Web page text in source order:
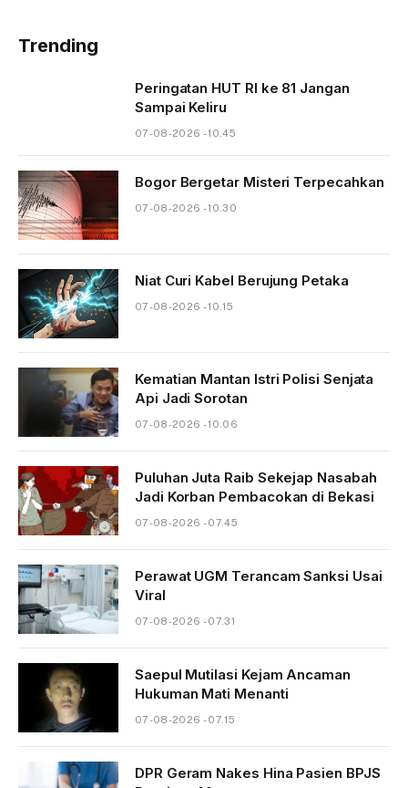
Trending
Peringatan HUT RI ke 81 Jangan
Sampai Keliru
07-08-2026 - 10.45
Bogor Bergetar Misteri Terpecahkan
07-08-2026 - 10.30
Niat Curi Kabel Berujung Petaka
07-08-2026 - 10.15
Kematian Mantan Istri Polisi Senjata
Api Jadi Sorotan
07-08-2026 - 10.06
Puluhan Juta Raib Sekejap Nasabah
Jadi Korban Pembacokan di Bekasi
07-08-2026 - 07.45
Perawat UGM Terancam Sanksi Usai
Viral
07-08-2026 - 07.31
Saepul Mutilasi Kejam Ancaman
Hukuman Mati Menanti
07-08-2026 - 07.15
DPR Geram Nakes Hina Pasien BPJS